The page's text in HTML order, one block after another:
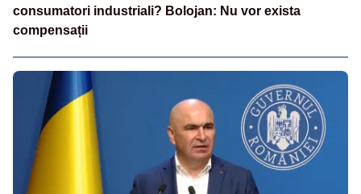
consumatori industriali? Bolojan: Nu vor exista
compensații